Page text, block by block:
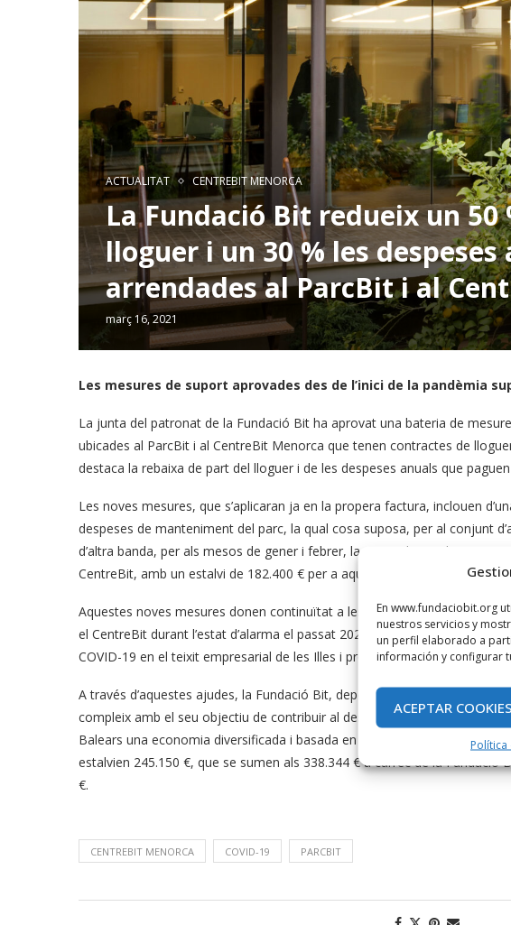
En www.fundaciobit.org
nuestros servicios y
un perfil elaborado a
información y configurar
ACEPTAR COOKIES
Política
ACTUALITAT CENTREBIT MENORCA
La Fundació Bit redueix un 50
lloguer i un 30 % les despeses
arrendades al ParcBit i al
març 16, 2021
Les mesures de suport aprovades des de l’inici de la pandèmia
La junta del patronat de la Fundació Bit ha aprovat una bateria de
ubicades al ParcBit i al CentreBit Menorca que tenen contractes de
destaca la rebaixa de part del lloguer i de les despeses anuals que
Les noves mesures, que s’aplicaran ja en la propera factura, inclouen
despeses de manteniment del parc, la qual cosa suposa, per al conjunt
d’altra banda, per als mesos de gener i febrer, la quota d’arrendament
CentreBit, amb un estalvi de 182.400 € per a aquestes empreses.
Aquestes noves mesures donen continuïtat a les exoneracions de
el CentreBit durant l’estat d’alarma el passat 2020; i amb elles es pretén
COVID-19 en el teixit empresarial de les Illes i protegir les empreses d’un
A través d’aquestes ajudes, la Fundació Bit, dependent de la Conselleria
compleix amb el seu objectiu de contribuir al desenvolupament de la
Balears una economia diversificada i basada en el coneixement. En total,
estalvien 245.150 €, que se sumen als 338.344 € a càrrec de la
€.
CENTREBIT MENORCA COVID-19 PARCBIT